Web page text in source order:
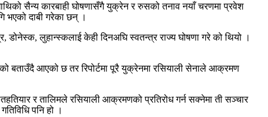
सैन्य कारबाही घोषणासँगै युक्रेन र रुसको तनाव नयाँ चरणमा प्रवेश
भएको दाबी गरेका छन् ।
डोनेस्क, लुहान्स्कलाई केही दिनअघि स्वतन्त्र राज्य घोषणा गरे को थियो ।
बताउँदै आएको छ तर रिपोर्टमा पूरै युक्रेनमा रसियाली सेनाले आक्रमण
र तालिमले रसियाली आक्रमणको प्रतिरोध गर्न सक्नेमा ती सञ्चार
पनि हो ।